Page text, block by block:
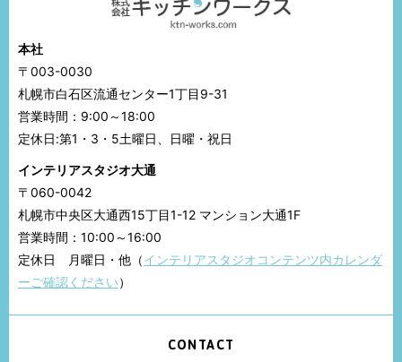
本社
〒003-0030
札幌市白石区流通センター1丁目9-31
営業時間：9:00～18:00
定休日:第1・3・5土曜日、日曜・祝日
インテリアスタジオ大通
〒060-0042
札幌市中央区大通西15丁目1-12 マンション大通1F
営業時間：10:00～16:00
定休日 月曜日・他（インテリアスタジオコンテンツ内カレンダ
ーご確認ください）
CONTACT